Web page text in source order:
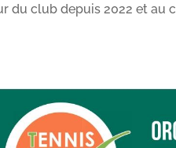
du club depuis 2022 et au